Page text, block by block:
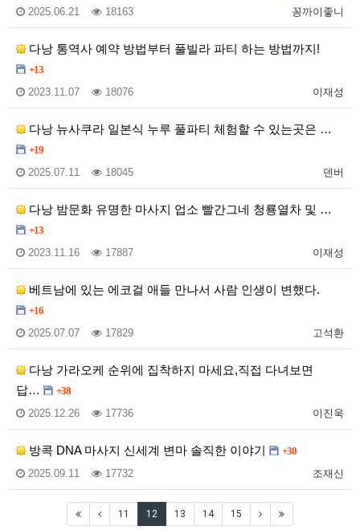
꽁까이좋니
2025.06.21 18163
다낭 통역사 예약 방법부터 풀빌라 파티 하는 방법까지!
+13
이재성
2023.11.07 18076
다낭 뉴사쿠라 일본식 누루 풀파티 체험할 수 있는곳은 …
+19
덴버
2025.07.11 18045
다낭 밤문화 유명한 마사지 업소 빨간그네 청룡열차 및 …
+13
이재성
2023.11.16 17887
베트남에 있는 에코걸 애들 만나서 사람 인생이 변했다.
+16
고석환
2025.07.07 17829
다낭 가라오케 순위에 집착하지 마세요,직접 다녀보면
답…
+38
이진욱
2025.12.26 17736
방콕 DNA 마사지 신세계 변마 솔직한 이야기 +30
조재신
2025.09.11 17732
11 12 13 14 15